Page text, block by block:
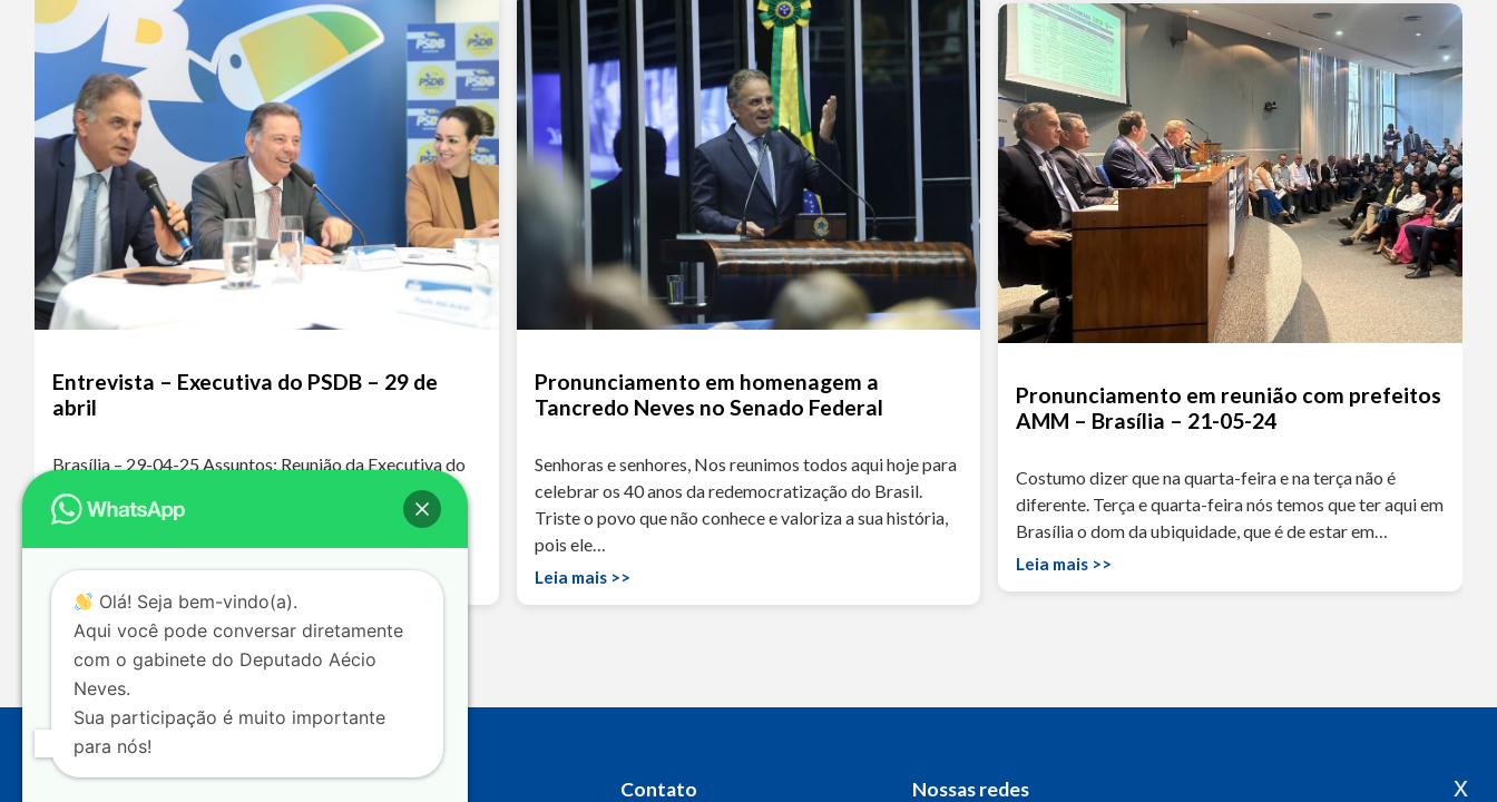
Entrevista – Executiva do PSDB – 29 de
abril
Brasília – 29-04-25 Assuntos: Reunião da Executiva do
PSDB – Fusão PSDB/Podemos Ouça o áudio da
entrevista A ausência do PSDB nos grandes debates
nacionais levou a essa polarização extremamente…
Leia mais >>
Pronunciamento em homenagem a
Tancredo Neves no Senado Federal
Senhoras e senhores, Nos reunimos todos aqui hoje para
celebrar os 40 anos da redemocratização do Brasil.
Triste o povo que não conhece e valoriza a sua história,
pois ele…
Leia mais >>
Pronunciamento em reunião com prefeitos
AMM – Brasília – 21-05-24
Costumo dizer que na quarta-feira e na terça não é
diferente. Terça e quarta-feira nós temos que ter aqui em
Brasília o dom da ubiquidade, que é de estar em…
Leia mais >>
Contato Nossas redes
Olá! Seja bem-vindo(a).
Aqui você pode conversar diretamente
com o gabinete do Deputado Aécio
Neves.
Sua participação é muito importante
para nós!
x